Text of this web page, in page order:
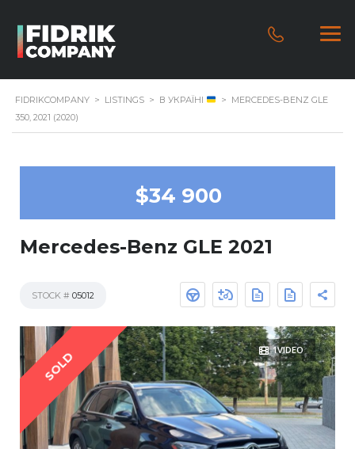
FIDRIKCOMPANY > LISTINGS > В УКРАЇНІ > MERCEDES-BENZ GLE
350, 2021 (2020)
$34 900
Mercedes-Benz GLE 2021
STOCK # 05012
1VIDEO
SOLD